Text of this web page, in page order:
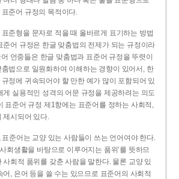
준어 규정의 목적이다.
준형을 문자로 적을 때 올바르게 표기하는 방법
준어 규정은 한글 맞춤법의 전제가 되는 규정이라
언중들은 한글 맞춤법과 표준어 규정을 뚜렷이
법으로 일원화하여 이해하는 경향이 있어서, 한
정에 귀속되어야 할 만한 예가 많이 포함되어 있
게 실용적인 성격의 어문 규정을 제공하려는 의도
표준어 규정 제1항에는 표준어를 정하는 사회적,
제시되어 있다.
준어는 교양 있는 사람들이 쓰는 언어여야 한다.
회생활을 바탕으로 이루어지는 품위’를 뜻하므
사회적 품위를 갖춘 사람을 말한다. 물론 교양 있
어, 은어 등을 쓸 수는 있으므로 표준어의 사회적